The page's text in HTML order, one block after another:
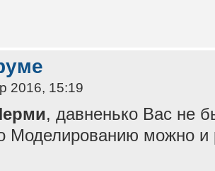
2016, 15:19
, давненько Вас не
Моделированию можно и